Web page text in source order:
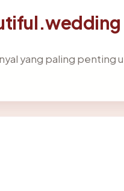
yang paling penting